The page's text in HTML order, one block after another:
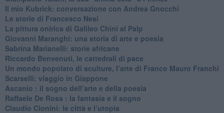
Il mio Kubrick: conversazione con Andrea Gnocchi
Le storie di Francesco Nesi
​La pittura onirica di Galileo Chini al Palp
​Giovanni Maranghi: una storia di arte e poesia
Sabrina Marianelli: storie africane
​Riccardo Benvenuti, le cattedrali di pace
​Un mondo popolato di sculture, l’arte di Franco Mauro Franchi
​Scarselli: viaggio in Giappone
​Ascanio : il sogno dell’arte e della poesia
Raffaele De Rosa : la fantasia e il sogno
​Claudio Cionini: le città e l’utopia